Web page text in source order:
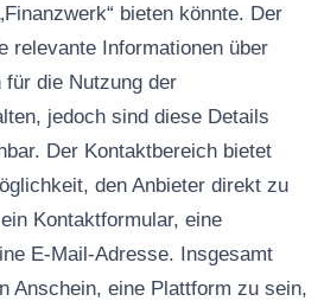
bieten könnte. Der
relevante Informationen über
für die Nutzung der
jedoch sind diese Details
Der Kontaktbereich bietet
den Anbieter direkt zu
Kontaktformular, eine
E-Mail-Adresse. Insgesamt
Anschein, eine Plattform zu sein,